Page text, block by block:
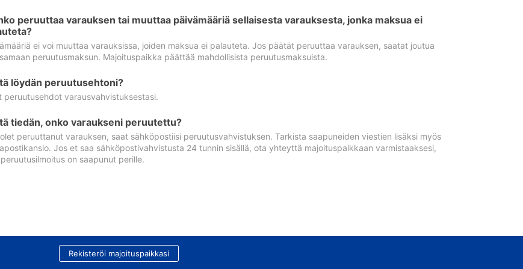
peruuttaa varauksen tai muuttaa päivämääriä sellaisesta varauksesta, jonka maksua ei
ei voi muuttaa varauksissa, joiden maksua ei palauteta. Jos päätät peruuttaa varauksen, saatat joutua
peruutusmaksun. Majoituspaikka päättää mahdollisista peruutusmaksuista.
löydän peruutusehtoni?
peruutusehdot varausvahvistuksestasi.
tiedän, onko varaukseni peruutettu?
peruuttanut varauksen, saat sähköpostiisi peruutusvahvistuksen. Tarkista saapuneiden viestien lisäksi myös
Jos et saa sähköpostivahvistusta 24 tunnin sisällä, ota yhteyttä majoituspaikkaan varmistaaksesi,
on saapunut perille.
Rekisteröi majoituspaikkasi